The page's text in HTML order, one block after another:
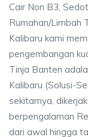
Cair Non B3,
Rumahan/Limbah
Kalibaru kami
pengembangan
Tinja Banten
Kalibaru (Solusi-
sekitarnya,
berpengalaman
dari awal hingga